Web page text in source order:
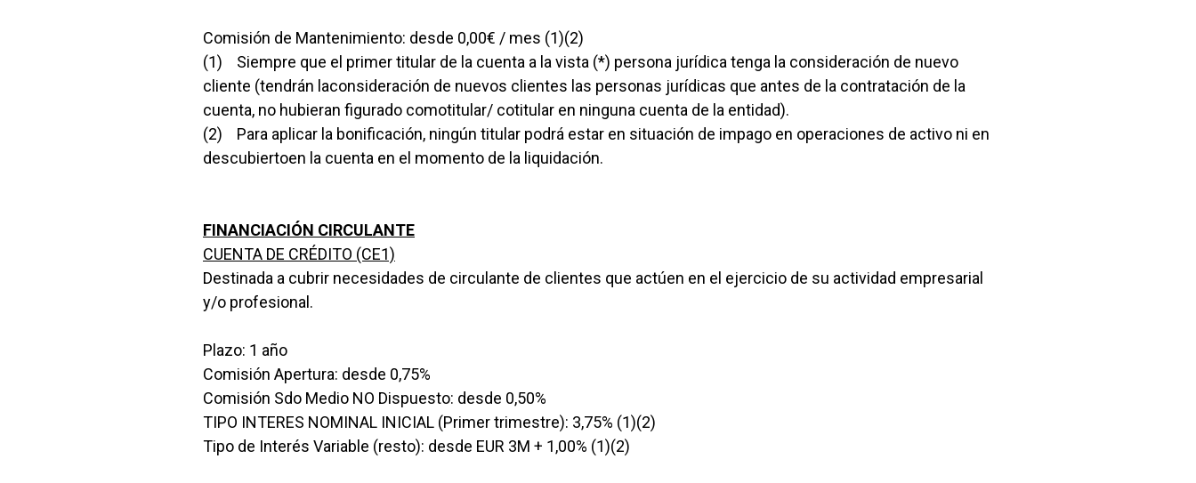
Comisión de Mantenimiento: desde 0,00€ / mes (1)(2)
(1) Siempre que el primer titular de la cuenta a la vista (*) persona jurídica tenga la consideración de nuevo
cliente (tendrán laconsideración de nuevos clientes las personas jurídicas que antes de la contratación de la
cuenta, no hubieran figurado comotitular/ cotitular en ninguna cuenta de la entidad).
(2) Para aplicar la bonificación, ningún titular podrá estar en situación de impago en operaciones de activo ni en
descubiertoen la cuenta en el momento de la liquidación.
FINANCIACIÓN CIRCULANTE
CUENTA DE CRÉDITO (CE1)
Destinada a cubrir necesidades de circulante de clientes que actúen en el ejercicio de su actividad empresarial
y/o profesional.
Plazo: 1 año
Comisión Apertura: desde 0,75%
Comisión Sdo Medio NO Dispuesto: desde 0,50%
TIPO INTERES NOMINAL INICIAL (Primer trimestre): 3,75% (1)(2)
Tipo de Interés Variable (resto): desde EUR 3M + 1,00% (1)(2)